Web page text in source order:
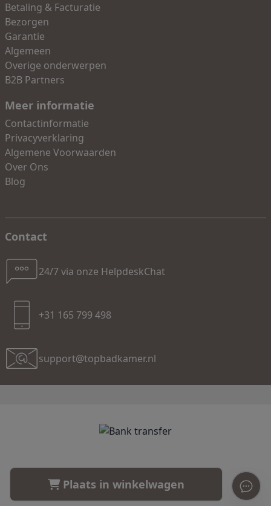
Plaats in winkelwagen
Betaling & Facturatie
Bezorgen
Garantie
Algemeen
Overige onderwerpen
B2B Partners
Meer informatie
Contactinformatie
Privacyverklaring
Algemene Voorwaarden
Over Ons
Blog
Contact
24/7 via onze HelpdeskChat
+31 165 799 498
support@topbadkamer.nl
TopBadkamer.nl | Copyright 2006 - 2026 | Alle rechten
Cookies